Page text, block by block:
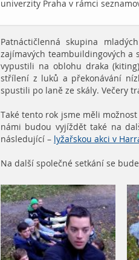
univerzity Praha v rámci
Patnáctičlenná skupina
zajímavých teambuildingových
vypustili na oblohu draka
střílení z luků a překonávání
spustili po laně ze skály. Večery
Také tento rok jsme měli
námi budou vyjíždět také na
následující – lyžařskou akci v
Na další společné setkání se